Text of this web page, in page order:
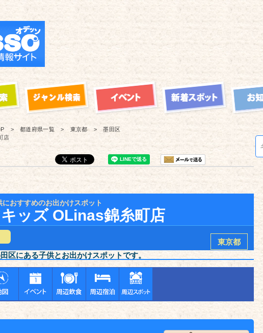
都道府県一覧 東京都
墨田区
店
におすすめのお出かけスポット
ッズ OLinas錦糸町店
東京都
区にある子供とお出かけスポットです。